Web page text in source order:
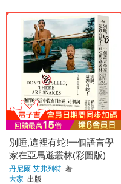
別睡,這裡有蛇!一個語言學
家在亞馬遜叢林(彩圖版)
丹尼爾.艾弗列特 著
大家 出版